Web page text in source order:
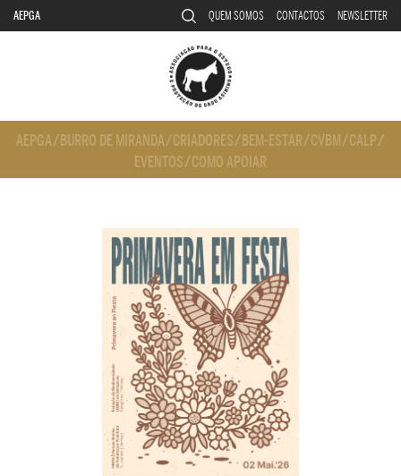
AEPGA QUEM SOMOS CONTACTOS NEWSLETTER
AEPGA/ BURRO DE MIRANDA/CRIADORES/ BEM-ESTAR/CVBM/CALP/
EVENTOS/COMO APOIAR